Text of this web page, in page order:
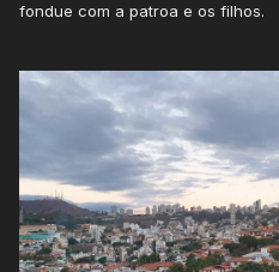
fondue com a patroa e os filhos.